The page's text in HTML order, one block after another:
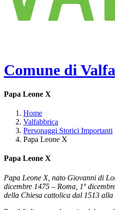
Comune di
Papa Leone X
Home
Valfabbrica
Personaggi Storici Importanti
Papa Leone X
Papa Leone X
Papa Leone X, nato Giovanni di
dicembre 1475 – Roma, 1º
della Chiesa cattolica dal 1513 alla